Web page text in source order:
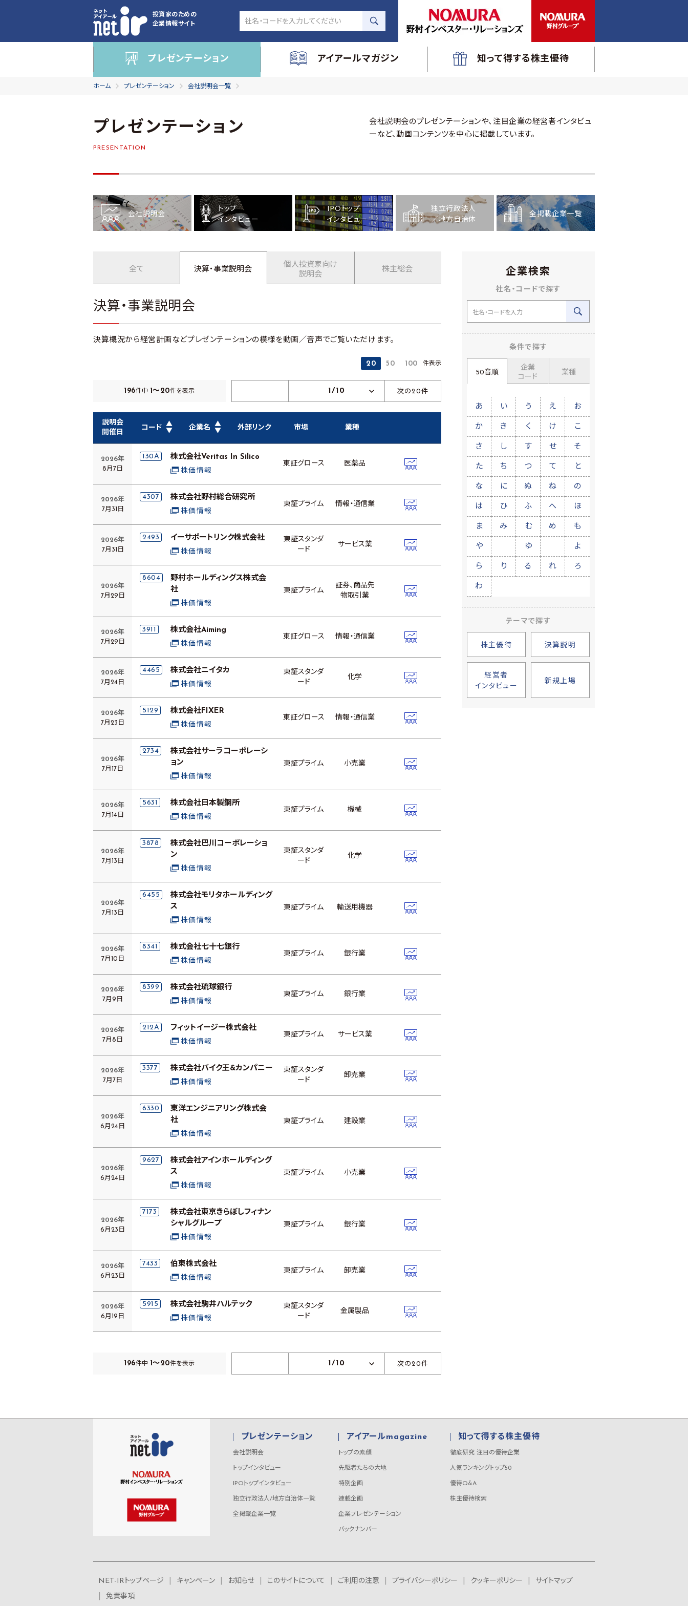
投資家のための
企業情報サイト
プレゼンテーション アイアールマガジン 知って得する株主優待
ホーム プレゼンテーション 会社説明会一覧
プレゼンテーション
PRESENTATION
会社説明会のプレゼンテーションや、注目企業の経営者インタビュ
ーなど、動画コンテンツを中心に掲載しています。
会社説明会
トップ
インタビュー
IPOトップ
インタビュー
独立行政法人
／地方自治体
全掲載企業一覧
全て 決算・事業説明会
個人投資家向け
説明会
株主総会
決算・事業説明会
決算概況から経営計画などプレゼンテーションの模様を動画／音声でご覧いただけます。
20 50 100 件表示
196件中 1～20件を表示 1/10 次の20件
説明会
開催日
▲
コード ▼
▲
企業名 ▼ 外部リンク 市場 業種
2026年
8月7日
130A 株式会社Veritas In Silico
株価情報
東証グロース 医薬品
2026年
7月31日
4307 株式会社野村総合研究所
株価情報
東証プライム 情報・通信業
2026年
7月31日
2493 イーサポートリンク株式会社
株価情報
東証スタンダ
ード
サービス業
2026年
7月29日
8604
野村ホールディングス株式会
社
株価情報
東証プライム
証券、商品先
物取引業
2026年
7月29日
3911 株式会社Aiming
株価情報
東証グロース 情報・通信業
2026年
7月24日
4465 株式会社ニイタカ
株価情報
東証スタンダ
ード
化学
2026年
7月23日
5129 株式会社FIXER
株価情報
東証グロース 情報・通信業
2026年
7月17日
2734
株式会社サーラコーポレーシ
ョン
株価情報
東証プライム 小売業
2026年
7月14日
5631 株式会社日本製鋼所
株価情報
東証プライム 機械
2026年
7月13日
3878
株式会社巴川コーポレーショ
ン
株価情報
東証スタンダ
ード
化学
2026年
7月13日
6455
株式会社モリタホールディング
ス
株価情報
東証プライム 輸送用機器
2026年
7月10日
8341 株式会社七十七銀行
株価情報
東証プライム 銀行業
2026年
7月9日
8399 株式会社琉球銀行
株価情報
東証プライム 銀行業
2026年
7月8日
212A フィットイージー株式会社
株価情報
東証プライム サービス業
2026年
7月7日
3377 株式会社バイク王&カンパニー
株価情報
東証スタンダ
ード
卸売業
2026年
6月24日
6330
東洋エンジニアリング株式会
社
株価情報
東証プライム 建設業
2026年
6月24日
9627
株式会社アインホールディング
ス
株価情報
東証プライム 小売業
2026年
6月23日
7173
株式会社東京きらぼしフィナン
シャルグループ
株価情報
東証プライム 銀行業
2026年
6月23日
7433 伯東株式会社
株価情報
東証プライム 卸売業
2026年
6月19日
5915 株式会社駒井ハルテック
株価情報
東証スタンダ
ード
金属製品
196件中 1～20件を表示 1/10 次の20件
企業検索
社名・コードで探す
条件で探す
50音順
企業
コード
業種
あ い う え お
か き く け こ
さ し す せ そ
た ち つ て と
な に ぬ ね の
は ひ ふ へ ほ
ま み む め も
や ゆ よ
ら り る れ ろ
わ
テーマで探す
株主優待 決算説明
経営者
インタビュー
新規上場
プレゼンテーション
会社説明会
トップインタビュー
IPOトップインタビュー
独立行政法人/地方自治体一覧
全掲載企業一覧
アイアールmagazine
トップの素顔
先駆者たちの大地
特別企画
連載企画
企業プレゼンテーション
バックナンバー
知って得する株主優待
徹底研究 注目の優待企業
人気ランキングトップ50
優待Q&A
株主優待検索
NET-IRトップページ キャンペーン お知らせ このサイトについて ご利用の注意 プライバシーポリシー クッキーポリシー
サイトマップ
免責事項